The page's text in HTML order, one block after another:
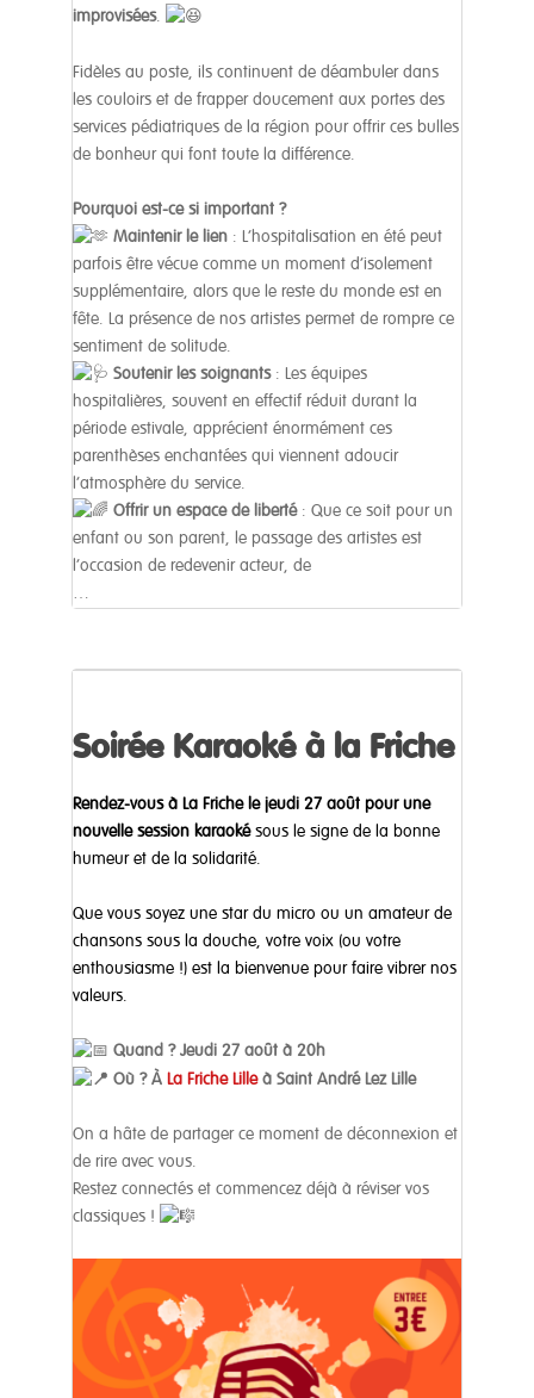
improvisées.
Fidèles au poste, ils continuent de déambuler dans
les couloirs et de frapper doucement aux portes des
services pédiatriques de la région pour offrir ces bulles
de bonheur qui font toute la différence.
Pourquoi est-ce si important ?
Maintenir le lien: L’hospitalisation en été peut
parfois être vécue comme un moment d’isolement
supplémentaire, alors que le reste du monde est en
fête. La présence de nos artistes permet de rompre ce
sentiment de solitude.
Soutenir les soignants: Les équipes
hospitalières, souvent en effectif réduit durant la
période estivale, apprécient énormément ces
parenthèses enchantées qui viennent adoucir
l’atmosphère du service.
Offrir un espace de liberté: Que ce soit pour un
enfant ou son parent, le passage des artistes est
l’occasion de redevenir acteur, de
…
Soirée Karaoké à la Friche
Rendez-vous à La Friche le jeudi 27 août pour une
nouvelle session karaokésous le signe de la bonne
humeur et de la solidarité.
Que vous soyez une star du micro ou un amateur de
chansons sous la douche, votre voix (ou votre
enthousiasme !) est la bienvenue pour faire vibrer nos
valeurs.
Quand ? Jeudi 27 août à 20h
Où ? À La Friche Lilleà Saint André Lez Lille
On a hâte de partager ce moment de déconnexion et
de rire avec vous.
Restez connectés et commencez déjà à réviser vos
classiques !